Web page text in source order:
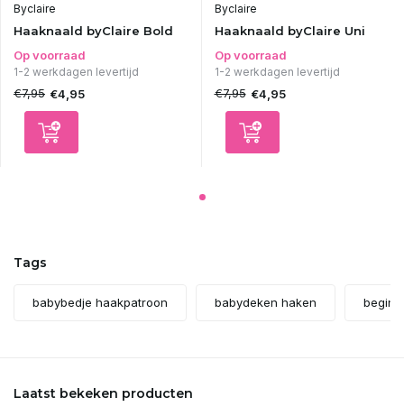
Byclaire
Haaknaald byClaire Bold
Op voorraad
1-2 werkdagen levertijd
€7,95 €4,95
Byclaire
Haaknaald byClaire Uni
Op voorraad
1-2 werkdagen levertijd
€7,95 €4,95
Tags
babybedje haakpatroon babydeken haken
Laatst bekeken producten